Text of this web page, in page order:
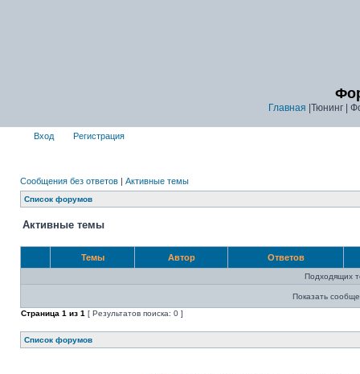
Главная |Тюнинг |
Вход Регистрация
Сообщения без ответов | Активные темы
Список форумов
Активные темы
Темы Автор Ответов
Подходящих
Показать
Страница 1 из 1 [ Результатов поиска: 0 ]
Список форумов